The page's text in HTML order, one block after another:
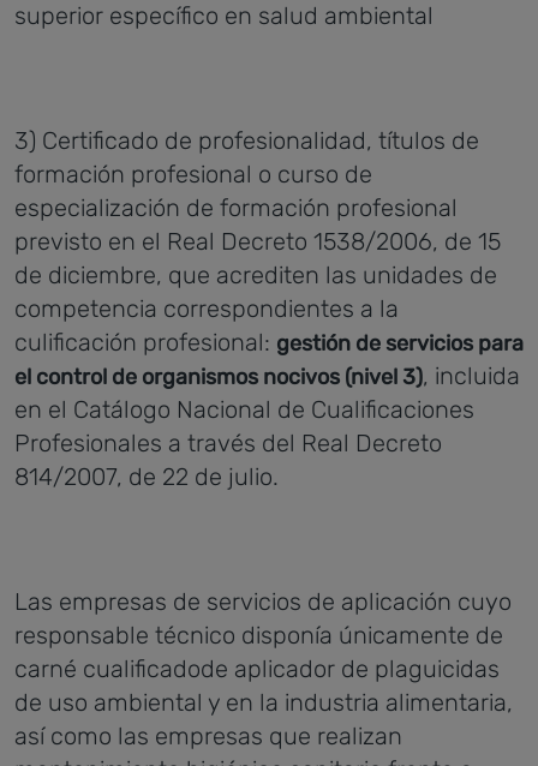
superior específico en salud ambiental
3) Certificado de profesionalidad, títulos de
formación profesional o curso de
especialización de formación profesional
previsto en el Real Decreto 1538/2006, de 15
de diciembre, que acrediten las unidades de
competencia correspondientes a la
culificación profesional: gestión de servicios para
el control de organismos nocivos (nivel 3), incluida
en el Catálogo Nacional de Cualificaciones
Profesionales a través del Real Decreto
814/2007, de 22 de julio.
Las empresas de servicios de aplicación cuyo
responsable técnico disponía únicamente de
carné cualificadode aplicador de plaguicidas
de uso ambiental y en la industria alimentaria,
así como las empresas que realizan